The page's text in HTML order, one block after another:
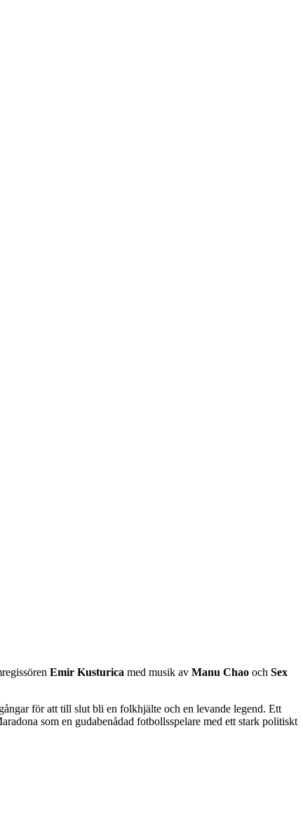
Emir Kusturica med musik av Manu Chao och Sex
för att till slut bli en folkhjälte och en levande legend. Ett
som en gudabenådad fotbollsspelare med ett stark politiskt